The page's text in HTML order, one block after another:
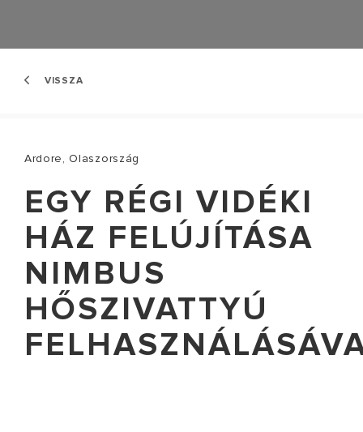
VISSZA
Ardore, Olaszország
EGY RÉGI VIDÉKI
HÁZ FELÚJÍTÁSA
NIMBUS
HŐSZIVATTYÚ